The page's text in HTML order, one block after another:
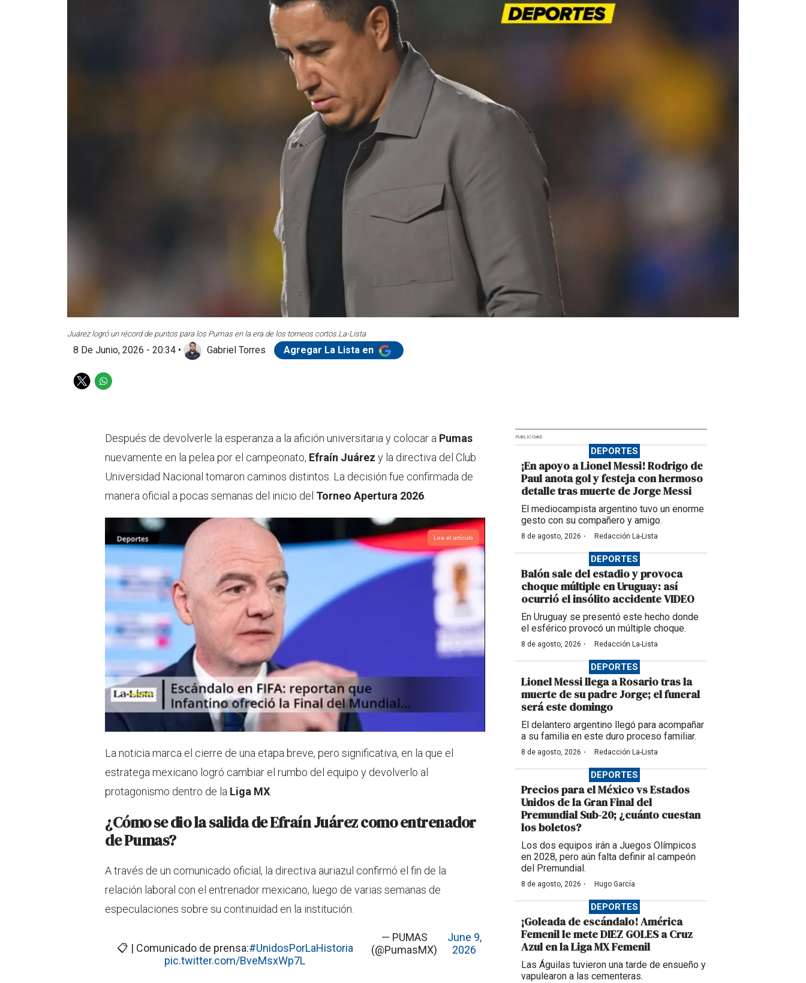
Juárez logró un récord de puntos para los Pumas en la era de los torneos cortos.La-Lista
8 De Junio, 2026 - 20:34 • Gabriel Torres Agregar La Lista en
T
W
s
p
p
Después de devolverle la esperanza a la afición universitaria y colocar a Pumas
nuevamente en la pelea por el campeonato, Efraín Juárez y la directiva del Club
Universidad Nacional tomaron caminos distintos. La decisión fue confirmada de
manera oficial a pocas semanas del inicio del Torneo Apertura 2026
Lea el artículo
La noticia marca el cierre de una etapa breve, pero significativa, en la que el
estratega mexicano logró cambiar el rumbo del equipo y devolverlo al
protagonismo dentro de la Liga MX
¿Cómo se dio la salida de Efraín Juárez como entrenador
de Pumas?
A través de un comunicado oficial, la directiva auriazul confirmó el fin de la
relación laboral con el entrenador mexicano, luego de varias semanas de
especulaciones sobre su continuidad en la institución.
📋 | Comunicado de prensa:#UnidosPorLaHistoria
pic.twitter.com/BveMsxWp7L
— PUMAS
(@PumasMX)
June 9,
2026
PUBLICIDAD
DEPORTES
¡En apoyo a Lionel Messi! Rodrigo de
Paul anota gol y festeja con hermoso
detalle tras muerte de Jorge Messi
El mediocampista argentino tuvo un enorme
gesto con su compañero y amigo.
8 de agosto, 2026 · Redacción La-Lista
DEPORTES
Balón sale del estadio y provoca
choque múltiple en Uruguay: así
ocurrió el insólito accidente VIDEO
En Uruguay se presentó este hecho donde
el esférico provocó un múltiple choque.
8 de agosto, 2026 · Redacción La-Lista
DEPORTES
Lionel Messi llega a Rosario tras la
muerte de su padre Jorge; el funeral
será este domingo
El delantero argentino llegó para acompañar
a su familia en este duro proceso familiar.
8 de agosto, 2026 · Redacción La-Lista
DEPORTES
Precios para el México vs Estados
Unidos de la Gran Final del
Premundial Sub-20; ¿cuánto cuestan
los boletos?
Los dos equipos irán a Juegos Olímpicos
en 2028, pero aún falta definir al campeón
del Premundial.
8 de agosto, 2026 · Hugo García
DEPORTES
¡Goleada de escándalo! América
Femenil le mete DIEZ GOLES a Cruz
Azul en la Liga MX Femenil
Las Águilas tuvieron una tarde de ensueño y
vapulearon a las cementeras.